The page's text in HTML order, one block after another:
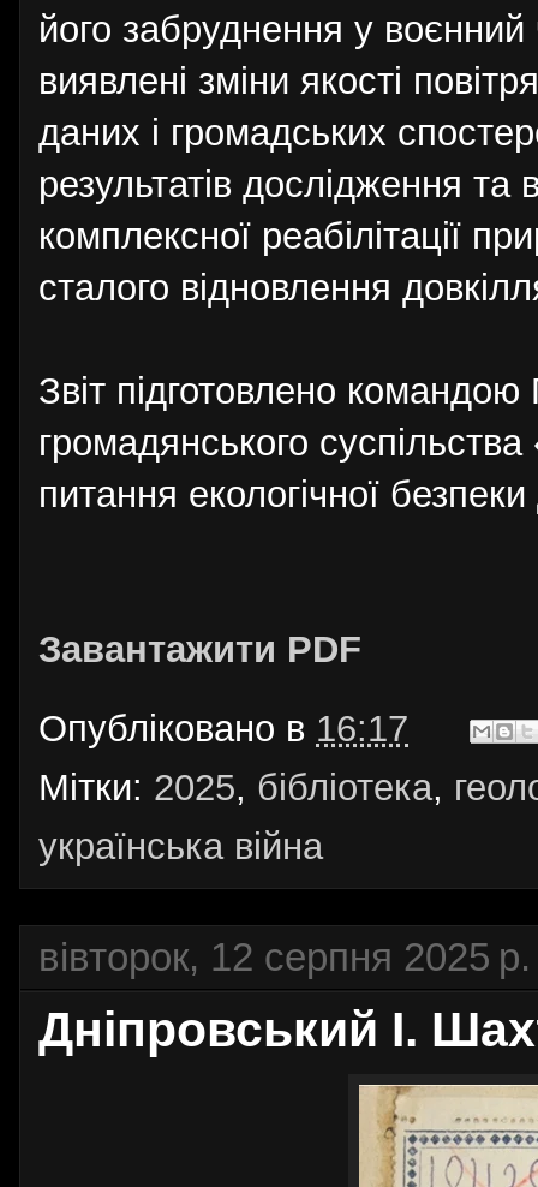
його забруднення у
виявлені зміни якості
даних і громадських
результатів дослідження та
комплексної реабілітації
сталого відновлення
Звіт підготовлено
громадянського
питання екологічної
Завантажити PDF
Опубліковано в 16:17
Мітки: 2025, бібліотека,
українська війна
вівторок, 12 серпня 2025 р.
Дніпровський І.